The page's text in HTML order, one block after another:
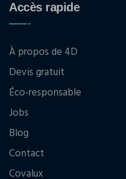
Accès rapide
À propos de 4D
Devis gratuit
Éco-responsable
Jobs
Blog
Contact
Covalux